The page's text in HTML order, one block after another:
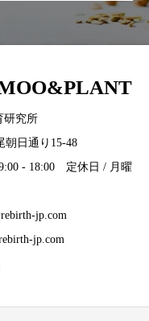
研究所
日通り15-48
- 18:00 定休日 / 月曜
jp.com
jp.com